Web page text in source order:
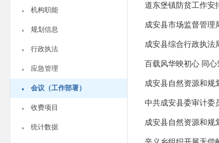
· 机构职能
· 规划信息
· 行政执法
· 应急管理
· 会议（工作部署）
· 收费项目
· 统计数据
道东堡镇防贫工作安
成安县市场监督管理
成安县综合行政执法
百载风华映初心 同
成安县自然资源和规
中共成安县委审计委
成安县自然资源和规